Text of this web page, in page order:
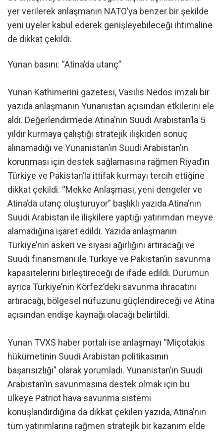
yer verilerek anlaşmanın NATO’ya benzer bir şekilde
yeni üyeler kabul ederek genişleyebileceği ihtimaline
de dikkat çekildi.
Yunan basını: “Atina’da utanç”
Yunan Kathimerini gazetesi, Vasilis Nedos imzalı bir
yazıda anlaşmanın Yunanistan açısından etkilerini ele
aldı. Değerlendirmede Atina’nın Suudi Arabistan’la 5
yıldır kurmaya çalıştığı stratejik ilişkiden sonuç
alınamadığı ve Yunanistan’ın Suudi Arabistan’ın
korunması için destek sağlamasına rağmen Riyad’ın
Türkiye ve Pakistan’la ittifak kurmayı tercih ettiğine
dikkat çekildi. “Mekke Anlaşması, yeni dengeler ve
Atina’da utanç oluşturuyor” başlıklı yazıda Atina’nın
Suudi Arabistan ile ilişkilere yaptığı yatırımdan meyve
alamadığına işaret edildi. Yazıda anlaşmanın
Türkiye’nin askeri ve siyasi ağırlığını artıracağı ve
Suudi finansmanı ile Türkiye ve Pakistan’ın savunma
kapasitelerini birleştireceği de ifade edildi. Durumun
ayrıca Türkiye’nin Körfez’deki savunma ihracatını
artıracağı, bölgesel nüfuzunu güçlendireceği ve Atina
açısından endişe kaynağı olacağı belirtildi.
Yunan TVXS haber portalı ise anlaşmayı “Miçotakis
hükümetinin Suudi Arabistan politikasının
başarısızlığı” olarak yorumladı. Yunanistan’ın Suudi
Arabistan’ın savunmasına destek olmak için bu
ülkeye Patriot hava savunma sistemi
konuşlandırdığına da dikkat çekilen yazıda, Atina’nın
tüm yatırımlarına rağmen stratejik bir kazanım elde